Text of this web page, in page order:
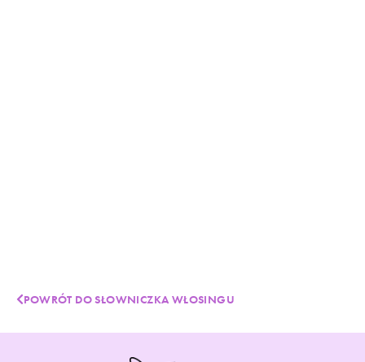
POWRÓT DO SŁOWNICZKA WŁOSINGU